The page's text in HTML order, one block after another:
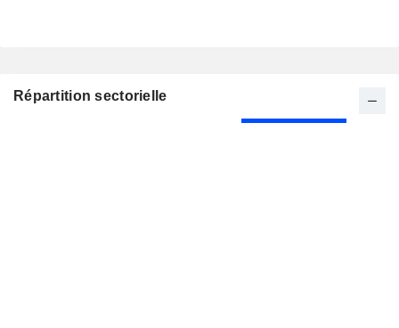
Répartition sectorielle